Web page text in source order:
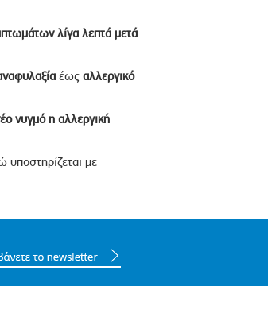
λίγα λεπτά μετά
έως αλλεργικό
νυγμό η αλλεργική
υποστηρίζεται με